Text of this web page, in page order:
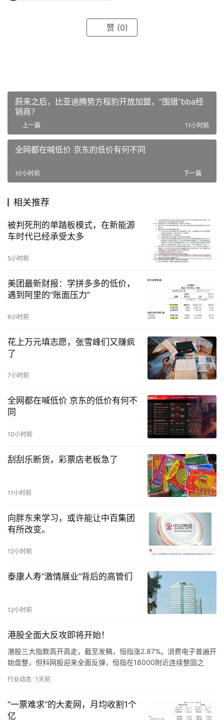
赞 (0)
蔚来之后，比亚迪腾势方程豹开放加盟，“围猎”bba经
销商？
上一篇 11小时前
全网都在喊低价 京东的低价有何不同
下一篇
10小时前
相关推荐
被判死刑的单踏板模式，在新能源
车时代已经承受太多
5小时前
美团最新财报：学拼多多的低价，
遇到阿里的“账面压力”
6小时前
花上万元填志愿，张雪峰们又赚疯
了
7小时前
全网都在喊低价 京东的低价有何不
同
10小时前
刮刮乐断货，彩票店老板急了
11小时前
向胖东来学习，或许能让中百集团
有所改变。
12小时前
泰康人寿“激情展业”背后的高管们
12小时前
港股全面大反攻即将开始！
港股三大指数高开高走，截至发稿，恒指涨2.87%。消费电子普遍开
始盘整，但科网股迎来全面反弹，恒指在18000附近连续整固之
行业动态 1天前
“一票难求”的大麦网，月均收割1个
亿